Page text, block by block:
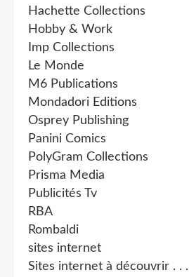
Hachette Collections
Hobby & Work
Imp Collections
Le Monde
M6 Publications
Mondadori Editions
Osprey Publishing
Panini Comics
PolyGram Collections
Prisma Media
Publicités Tv
RBA
Rombaldi
sites internet
Sites internet à découvrir . . .